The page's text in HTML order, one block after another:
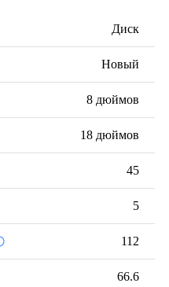
Диск
Новый
8 дюймов
18 дюймов
45
5
112
66.6